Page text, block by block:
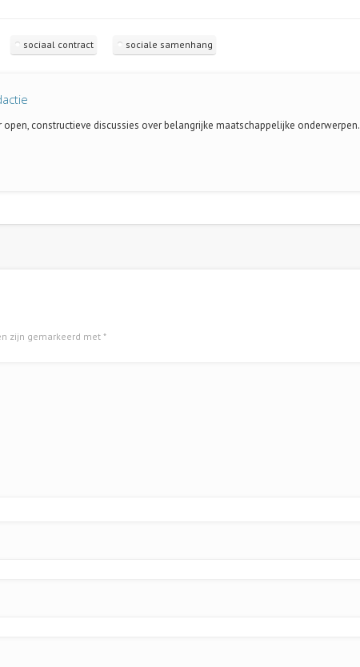
sociaal contract sociale samenhang
constructieve discussies over belangrijke maatschappelijke onderwerpen.
zijn gemarkeerd met *